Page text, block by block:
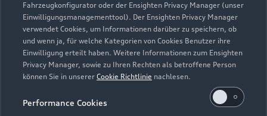
Fahrzeugkonfigurator oder der Ensighten Privacy Manager (unser
Einwilligungsmanagementtool). Der Ensighten Privacy Manager
verwendet Cookies, um Informationen darüber zu speichern, ob
und wenn ja, für welche Kategorien von Cookies Benutzer ihre
Einwilligung erteilt haben. Weitere Informationen zum Ensighten
Privacy Manager, sowie zu Ihren Rechten als betroffene Person
können Sie in unserer Cookie Richtlinie nachlesen.
Performance Cookies
Zurück nach oben
Modelle